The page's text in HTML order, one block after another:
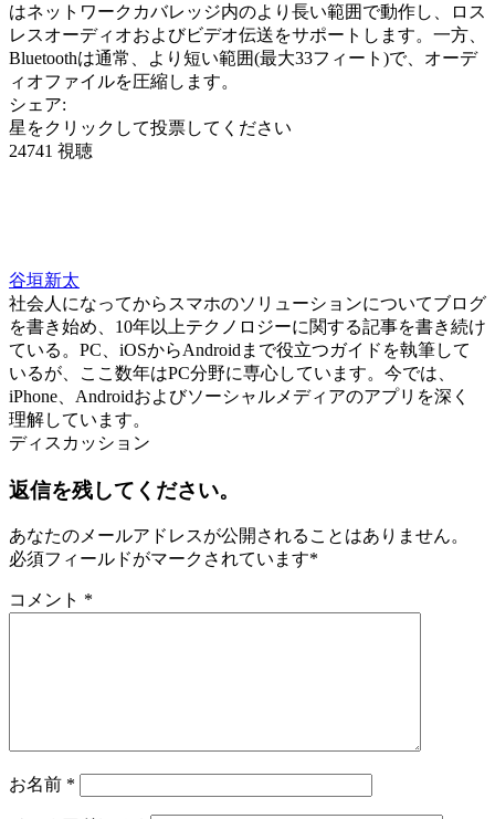
はネットワークカバレッジ内のより長い範囲で動作し、ロス
レスオーディオおよびビデオ伝送をサポートします。一方、
Bluetoothは通常、より短い範囲(最大33フィート)で、オーデ
ィオファイルを圧縮します。
シェア:
星をクリックして投票してください
24741 視聴
谷垣新太
社会人になってからスマホのソリューションについてブログ
を書き始め、10年以上テクノロジーに関する記事を書き続け
ている。PC、iOSからAndroidまで役立つガイドを執筆して
いるが、ここ数年はPC分野に専心しています。今では、
iPhone、Androidおよびソーシャルメディアのアプリを深く
理解しています。
ディスカッション
返信を残してください。
あなたのメールアドレスが公開されることはありません。
必須フィールドがマークされています*
コメント *
お名前 *